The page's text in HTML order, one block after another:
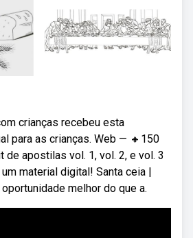
crianças recebeu esta
para as crianças. Web — 🔸150
de apostilas vol. 1, vol. 2, e vol. 3
material digital! Santa ceia |
melhor do que a.